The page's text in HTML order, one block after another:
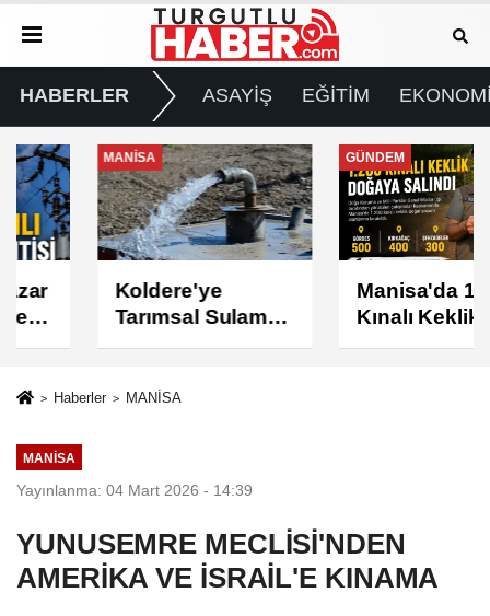
HABERLER ASAYİŞ EĞİTİM
MANİSA
Koldere'ye
Tarımsal Sulama
Desteği
GÜNDEM
Manisa'da 1.200
Kınalı Keklik
Doğaya Salındı
Haberler MANİSA
MANİSA
Yayınlanma: 04 Mart 2026 - 14:39
YUNUSEMRE MECLİSİ'NDEN
AMERİKA VE İSRAİL'E KINAMA